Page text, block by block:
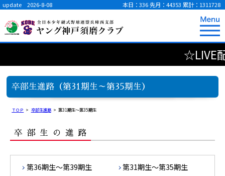
update 2026-8-08 本日：336 先月：44353 累計：1311728
☆LIVE配信予
卒部生進路（第31期生～第35期生）
ＴＯＰ > 卒部生進路 > 第31期生～第35期生
卒部生の進路
第36期生～第39期生
第31期生～第35期生